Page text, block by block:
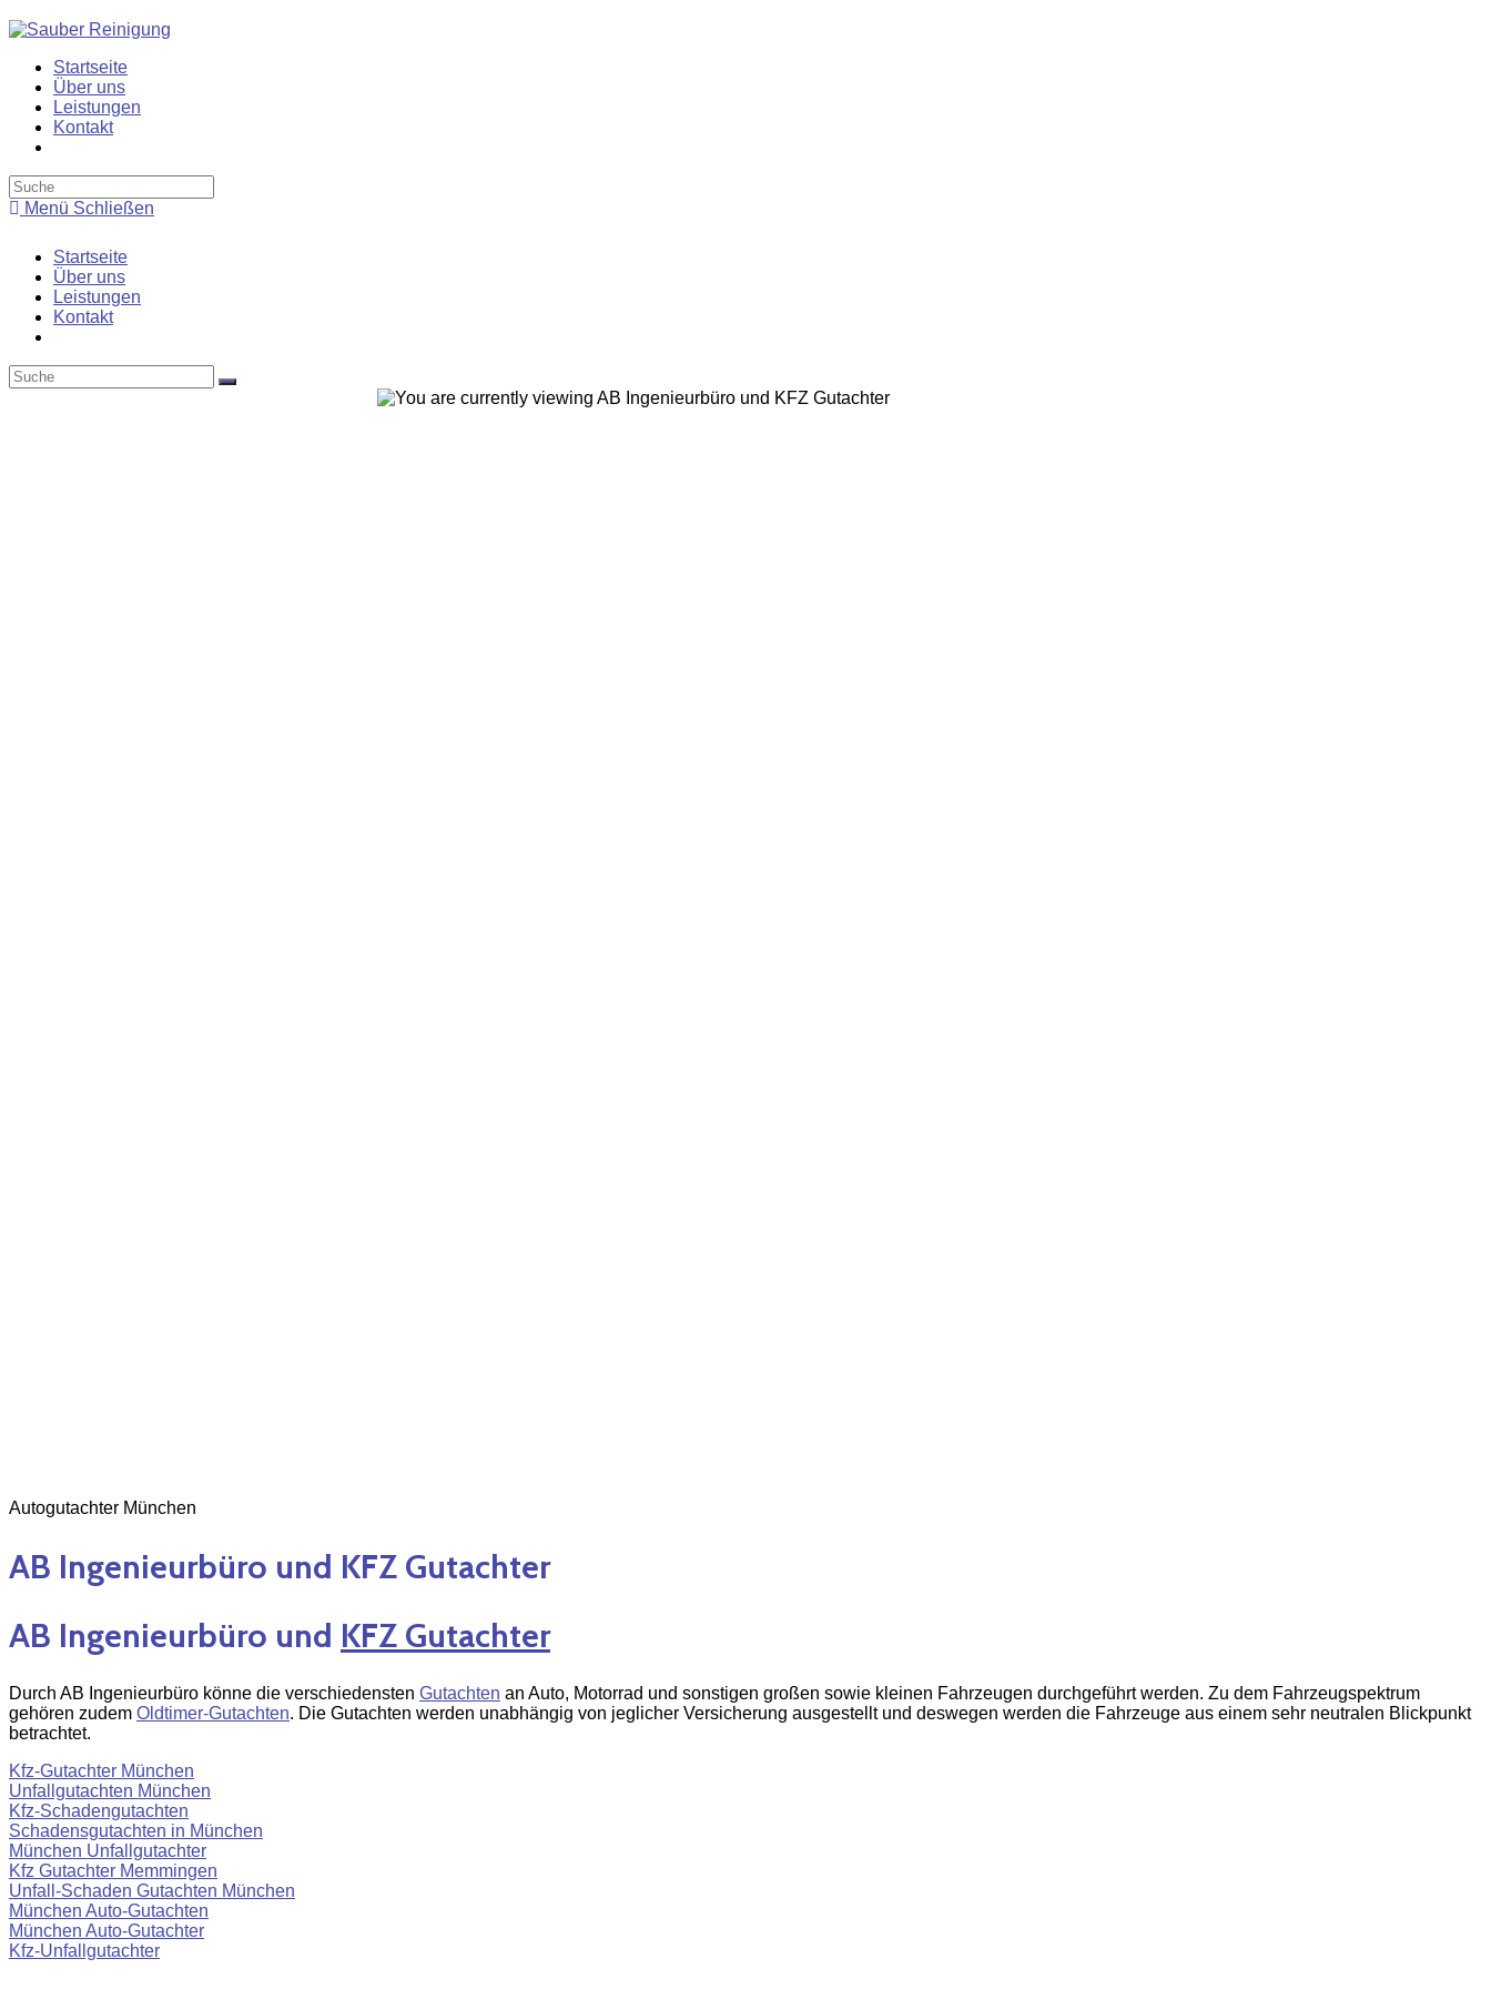
Zum
Inhalt
springen
Startseite
Über uns
Leistungen
Kontakt
search
Menü Schließen
Startseite
Über uns
Leistungen
Kontakt
search
Autogutachter München
AB Ingenieurbüro und KFZ Gutachter
AB Ingenieurbüro und KFZ Gutachter
Durch AB Ingenieurbüro könne die verschiedensten Gutachten an Auto, Motorrad und sonstigen großen sowie kleinen Fahrzeugen durchgeführt werden. Zu dem Fahrzeugspektrum
gehören zudem Oldtimer-Gutachten. Die Gutachten werden unabhängig von jeglicher Versicherung ausgestellt und deswegen werden die Fahrzeuge aus einem sehr neutralen Blickpunkt
betrachtet.
Kfz-Gutachter München
Unfallgutachten München
Kfz-Schadengutachten
Schadensgutachten in München
München Unfallgutachter
Kfz Gutachter Memmingen
Unfall-Schaden Gutachten München
München Auto-Gutachten
München Auto-Gutachter
Kfz-Unfallgutachter